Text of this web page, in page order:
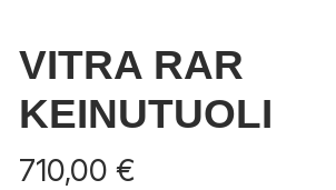
VITRA RAR
KEINUTUOLI
710,00 €